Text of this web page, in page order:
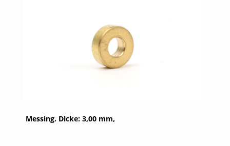
Messing. Dicke: 3,00 mm,